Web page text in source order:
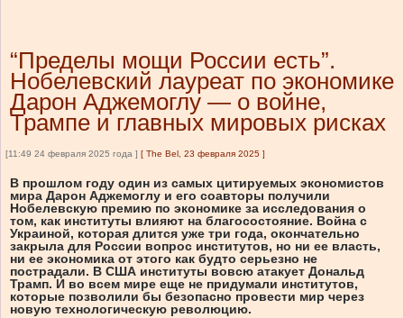
“Пределы мощи России есть”.
Нобелевский лауреат по экономике
Дарон Аджемоглу — о войне,
Трампе и главных мировых рисках
[11:49 24 февраля 2025 года ] [ The Bel, 23 февраля 2025 ]
В прошлом году один из самых цитируемых экономистов
мира Дарон Аджемоглу и его соавторы получили
Нобелевскую премию по экономике за исследования о
том, как институты влияют на благосостояние. Война с
Украиной, которая длится уже три года, окончательно
закрыла для России вопрос институтов, но ни ее власть,
ни ее экономика от этого как будто серьезно не
пострадали. В США институты вовсю атакует Дональд
Трамп. И во всем мире еще не придумали институтов,
которые позволили бы безопасно провести мир через
новую технологическую революцию.